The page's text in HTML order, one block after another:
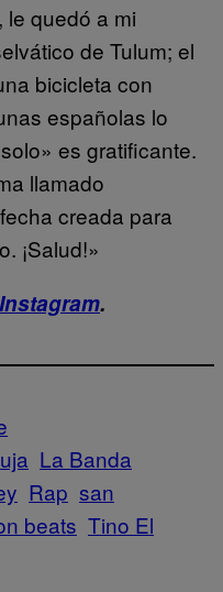
le quedó a mi
de Tulum; el
bicicleta con
españolas lo
es gratificante.
llamado
creada para
¡Salud!»
Instagram.
La Banda
Rap san
beats Tino El